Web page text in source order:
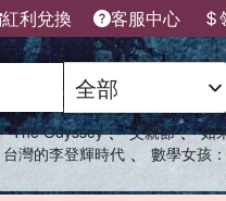
紅利兌換 客服中心
The Odyssey 、 父親節 、 如
台灣的李登輝時代 、 數學女孩